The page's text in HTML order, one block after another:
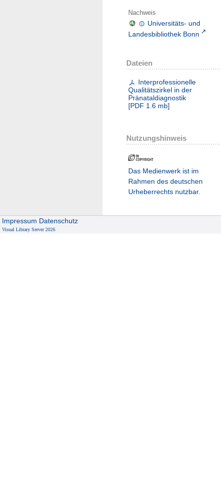
Nachweis
Universitäts- und
Landesbibliothek Bonn
Dateien
Interprofessionelle
Qualitätszirkel in der
Pränataldiagnostik
[PDF 1.6 mb]
Nutzungshinweis
Das Medienwerk ist im
Rahmen des deutschen
Urheberrechts nutzbar.
Impressum Datenschutz
Visual Library Server 2026